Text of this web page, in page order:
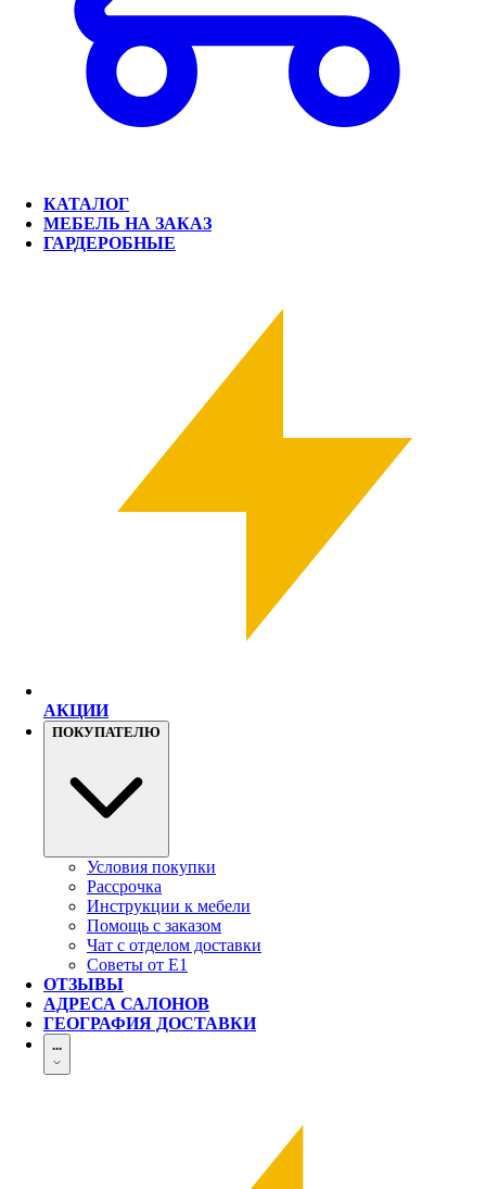
КАТАЛОГ
МЕБЕЛЬ НА ЗАКАЗ
ГАРДЕРОБНЫЕ
АКЦИИ
ПОКУПАТЕЛЮ
Условия покупки
Рассрочка
Инструкции к мебели
Помощь с заказом
Чат с отделом доставки
Советы от Е1
ОТЗЫВЫ
АДРЕСА САЛОНОВ
ГЕОГРАФИЯ ДОСТАВКИ
...